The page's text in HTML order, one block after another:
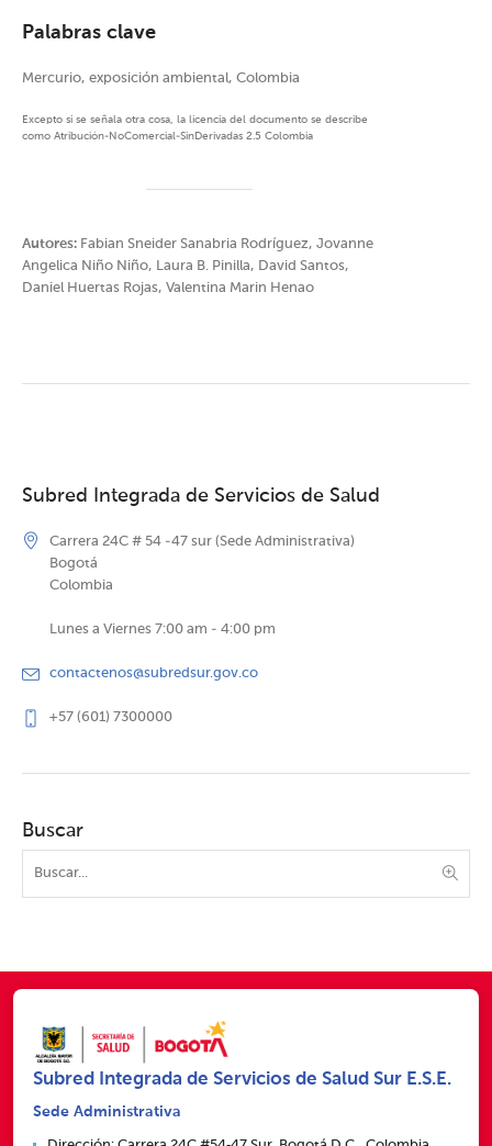
Palabras clave
Mercurio, exposición ambiental, Colombia
Excepto si se señala otra cosa, la licencia del documento se describe
como Atribución-NoComercial-SinDerivadas 2.5 Colombia
Autores: Fabian Sneider Sanabria Rodríguez, Jovanne
Angelica Niño Niño, Laura B. Pinilla, David Santos,
Daniel Huertas Rojas, Valentina Marin Henao
Subred Integrada de Servicios de Salud
Carrera 24C # 54 -47 sur (Sede Administrativa)
Bogotá
Colombia
Lunes a Viernes 7:00 am - 4:00 pm
contactenos@subredsur.gov.co
+57 (601) 7300000
Buscar
Subred Integrada de Servicios de Salud Sur E.S.E.
Sede Administrativa